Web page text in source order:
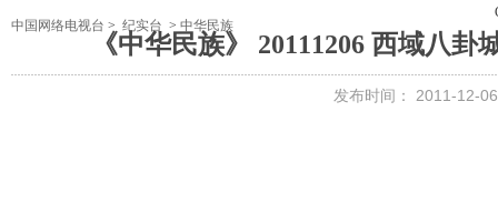
中国网络电视台 > 纪实台 > 中华民族
《中华民族》 20111206 西域八
发布时间： 2011-12-